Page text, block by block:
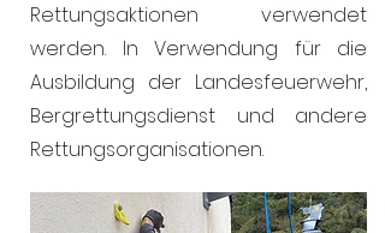
Rettungsaktionen verwendet
werden. In Verwendung für die
Ausbildung der Landesfeuerwehr,
Bergrettungsdienst und andere
Rettungsorganisationen.